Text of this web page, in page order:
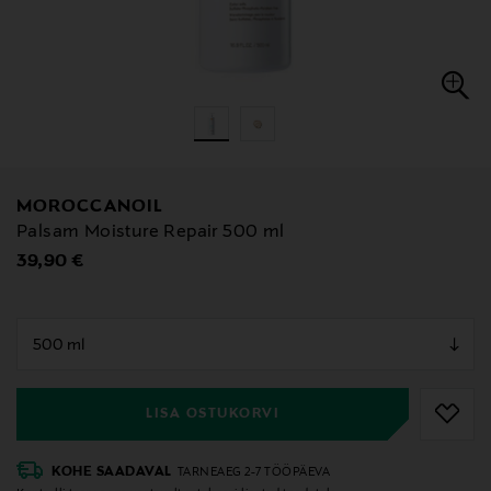
MOROCCANOIL
Palsam Moisture Repair 500 ml
Original Price
39,90 €
LISA OSTUKORVI
KOHE SAADAVAL TARNEAEG 2-7 TÖÖPÄEVA